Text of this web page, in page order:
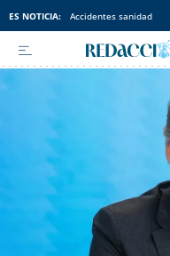
ES NOTICIA: Accidentes sanidad